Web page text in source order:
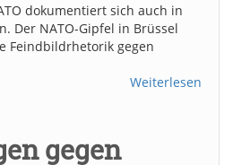
dokumentiert sich auch in
Der NATO-Gipfel in Brüssel
Feindbildrhetorik gegen
Weiterlesen
gegen